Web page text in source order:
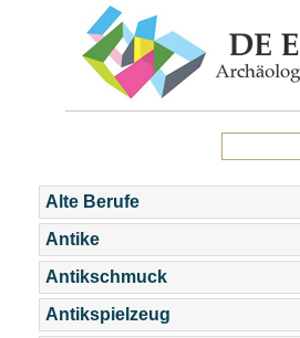
Alte Berufe
Antike
Antikschmuck
Antikspielzeug